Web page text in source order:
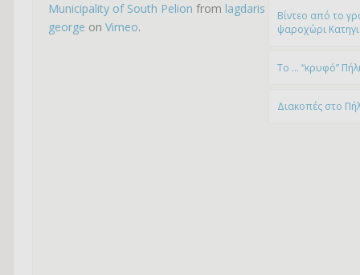
Municipality of South Pelion from lagdaris
george on Vimeo.
Βίντεο από το
ψαροχώρι
To … “κρυφό”
Διακοπές στο